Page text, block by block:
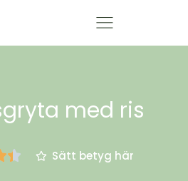
med ris
Sätt betyg här